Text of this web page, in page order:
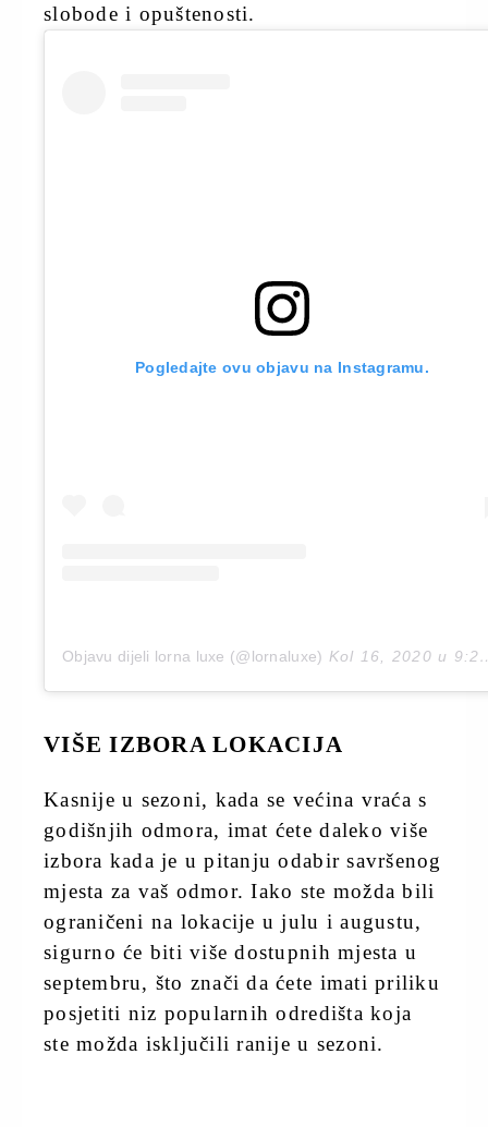
slobode i opuštenosti.
Pogledajte ovu objavu na Instagramu.
Objavu dijeli lorna luxe (@lornaluxe) Kol 16, 2020 u 9:22 PDT
VIŠE IZBORA LOKACIJA
Kasnije u sezoni, kada se većina vraća s
godišnjih odmora, imat ćete daleko više
izbora kada je u pitanju odabir savršenog
mjesta za vaš odmor. Iako ste možda bili
ograničeni na lokacije u julu i augustu,
sigurno će biti više dostupnih mjesta u
septembru, što znači da ćete imati priliku
posjetiti niz popularnih odredišta koja
ste možda isključili ranije u sezoni.